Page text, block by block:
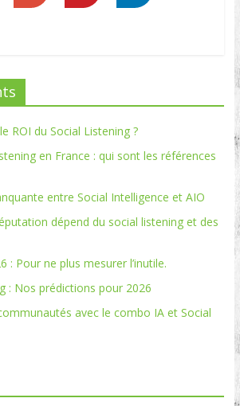
ROI du Social Listening ?
en France : qui sont les références
entre Social Intelligence et AIO
dépend du social listening et des
: Pour ne plus mesurer l’inutile.
: Nos prédictions pour 2026
avec le combo IA et Social